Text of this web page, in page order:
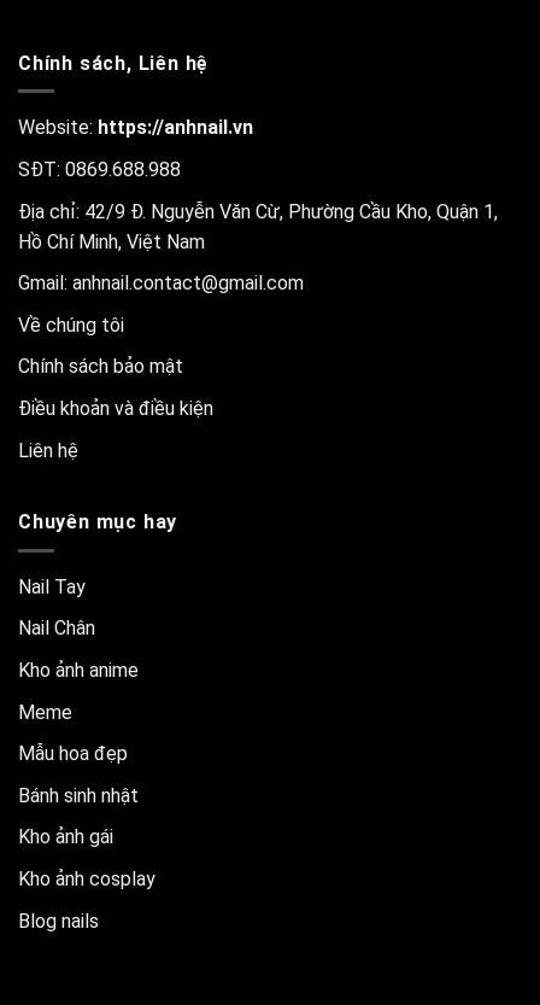
Chính sách, Liên hệ
Website: https://anhnail.vn
SĐT: 0869.688.988
Địa chỉ: 42/9 Đ. Nguyễn Văn Cừ, Phường Cầu Kho, Quận 1,
Hồ Chí Minh, Việt Nam
Gmail: anhnail.contact@gmail.com
Về chúng tôi
Chính sách bảo mật
Điều khoản và điều kiện
Liên hệ
Chuyên mục hay
Nail Tay
Nail Chân
Kho ảnh anime
Meme
Mẫu hoa đẹp
Bánh sinh nhật
Kho ảnh gái
Kho ảnh cosplay
Blog nails